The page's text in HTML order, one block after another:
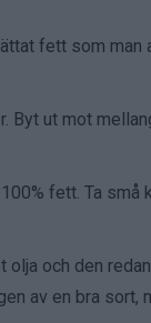
fett som
Byt ut mot
fett. Ta små
olja och den
av en bra